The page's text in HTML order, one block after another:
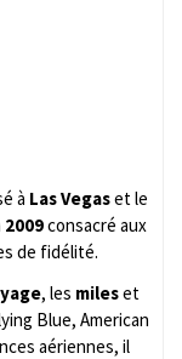
à Las Vegaset le
2009consacré aux
de fidélité.
, les mileset
Blue, American
aériennes, il